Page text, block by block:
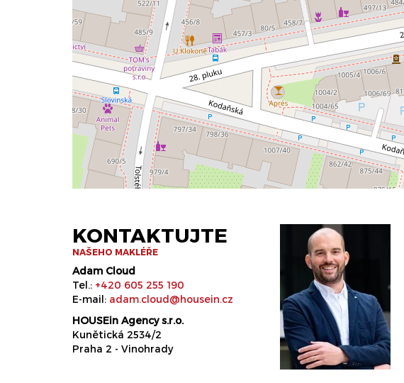
KONTAKTUJTE
NAŠEHO MAKLÉŘE
Adam Cloud
Tel.: +420 605 255 190
E-mail: adam.cloud@housein.cz
HOUSEin Agency s.r.o.
Kunětická 2534/2
Praha 2 - Vinohrady